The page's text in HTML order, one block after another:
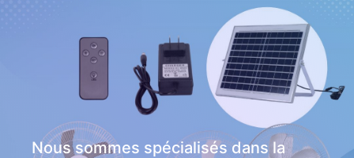
Nous sommes spécialisés dans la